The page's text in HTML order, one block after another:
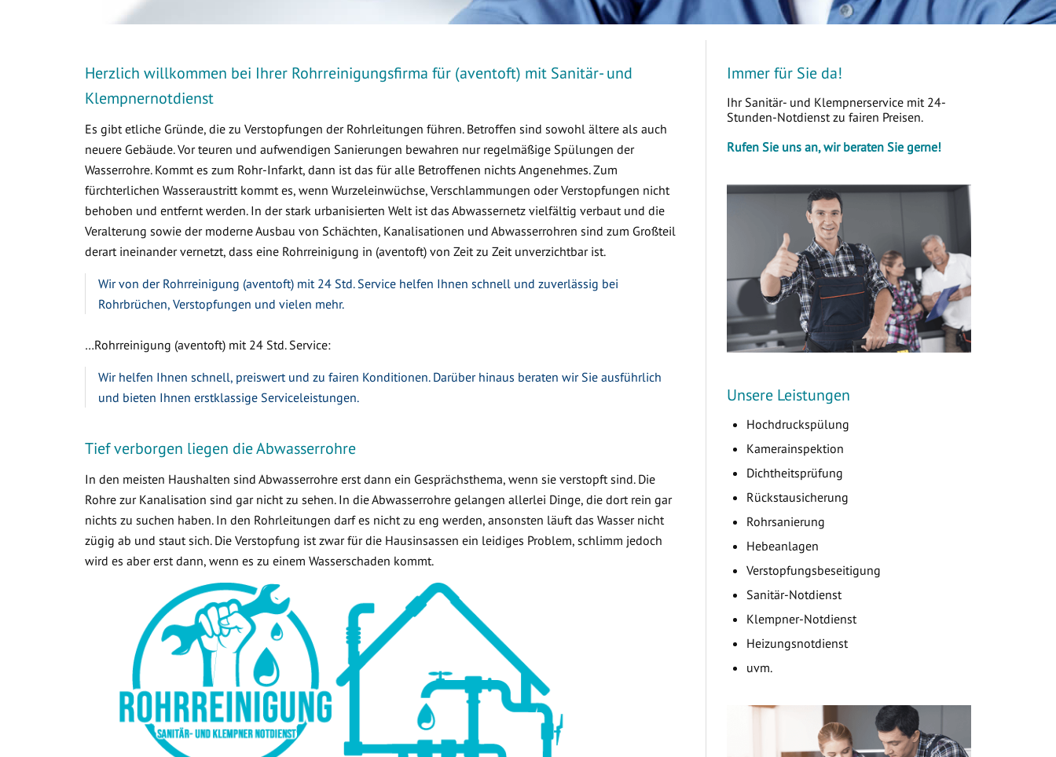
Herzlich willkommen bei Ihrer Rohrreinigungsfirma für (aventoft) mit Sanitär- und
Klempnernotdienst
Es gibt etliche Gründe, die zu Verstopfungen der Rohrleitungen führen. Betroffen sind sowohl ältere als auch
neuere Gebäude. Vor teuren und aufwendigen Sanierungen bewahren nur regelmäßige Spülungen der
Wasserrohre. Kommt es zum Rohr-Infarkt, dann ist das für alle Betroffenen nichts Angenehmes. Zum
fürchterlichen Wasseraustritt kommt es, wenn Wurzeleinwüchse, Verschlammungen oder Verstopfungen nicht
behoben und entfernt werden. In der stark urbanisierten Welt ist das Abwassernetz vielfältig verbaut und die
Veralterung sowie der moderne Ausbau von Schächten, Kanalisationen und Abwasserrohren sind zum Großteil
derart ineinander vernetzt, dass eine Rohrreinigung in (aventoft) von Zeit zu Zeit unverzichtbar ist.
Wir von der Rohrreinigung (aventoft) mit 24 Std. Service helfen Ihnen schnell und zuverlässig bei
Rohrbrüchen, Verstopfungen und vielen mehr.
…Rohrreinigung (aventoft) mit 24 Std. Service:
Wir helfen Ihnen schnell, preiswert und zu fairen Konditionen. Darüber hinaus beraten wir Sie ausführlich
und bieten Ihnen erstklassige Serviceleistungen.
Tief verborgen liegen die Abwasserrohre
In den meisten Haushalten sind Abwasserrohre erst dann ein Gesprächsthema, wenn sie verstopft sind. Die
Rohre zur Kanalisation sind gar nicht zu sehen. In die Abwasserrohre gelangen allerlei Dinge, die dort rein gar
nichts zu suchen haben. In den Rohrleitungen darf es nicht zu eng werden, ansonsten läuft das Wasser nicht
zügig ab und staut sich. Die Verstopfung ist zwar für die Hausinsassen ein leidiges Problem, schlimm jedoch
wird es aber erst dann, wenn es zu einem Wasserschaden kommt.
Immer für Sie da!
Ihr Sanitär- und Klempnerservice mit 24-
Stunden-Notdienst zu fairen Preisen.
Rufen Sie uns an, wir beraten Sie gerne!
Unsere Leistungen
Hochdruckspülung
Kamerainspektion
Dichtheitsprüfung
Rückstausicherung
Rohrsanierung
Hebeanlagen
Verstopfungsbeseitigung
Sanitär-Notdienst
Klempner-Notdienst
Heizungsnotdienst
uvm.